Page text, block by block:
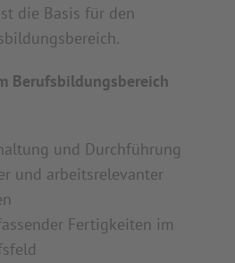
die Basis für den
Berufsbildungsbereich
und Durchführung
und arbeitsrelevanter
Fertigkeiten im